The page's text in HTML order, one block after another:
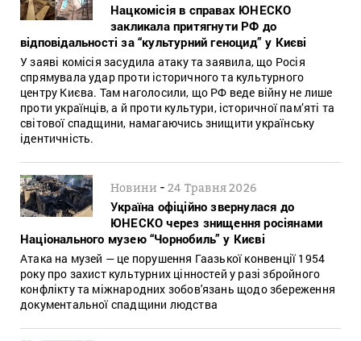
Нацкомісія в справах ЮНЕСКО
закликала притягнути РФ до
відповідальності за “культурний геноцид” у Києві
У заяві комісія засудила атаку та заявила, що Росія
спрямувала удар проти історичного та культурного
центру Києва. Там наголосили, що РФ веде війну не лише
проти українців, а й проти культури, історичної пам’яті та
світової спадщини, намагаючись знищити українську
ідентичність.
Новини -24 Травня 2026
Україна офіційно звернулася до
ЮНЕСКО через знищення росіянами
Національного музею “Чорнобиль” у Києві
Атака на музей — це порушення Гаазької конвенції 1954
року про захист культурних цінностей у разі збройного
конфлікту та міжнародних зобов'язань щодо збереження
документальної спадщини людства